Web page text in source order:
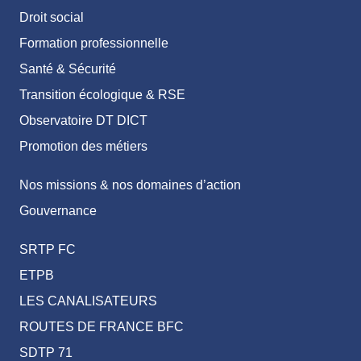
Droit social
Formation professionnelle
Santé & Sécurité
Transition écologique & RSE
Observatoire DT DICT
Promotion des métiers
Nos missions & nos domaines d’action
Gouvernance
SRTP FC
ETPB
LES CANALISATEURS
ROUTES DE FRANCE BFC
SDTP 71